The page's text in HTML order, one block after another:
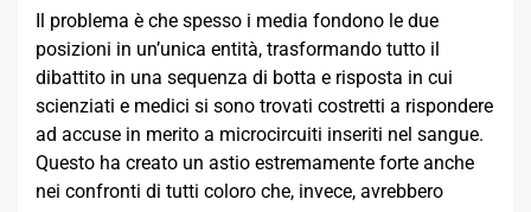
Il problema è che spesso i media fondono le due
posizioni in un’unica entità, trasformando tutto il
dibattito in una sequenza di botta e risposta in cui
scienziati e medici si sono trovati costretti a rispondere
ad accuse in merito a microcircuiti inseriti nel sangue.
Questo ha creato un astio estremamente forte anche
nei confronti di tutti coloro che, invece, avrebbero